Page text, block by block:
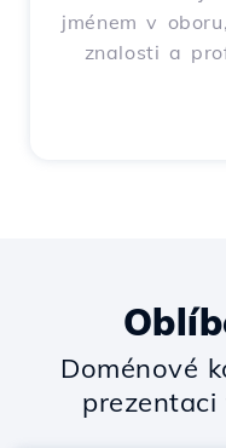
jménem v
znalosti a
Doménové
prezentaci